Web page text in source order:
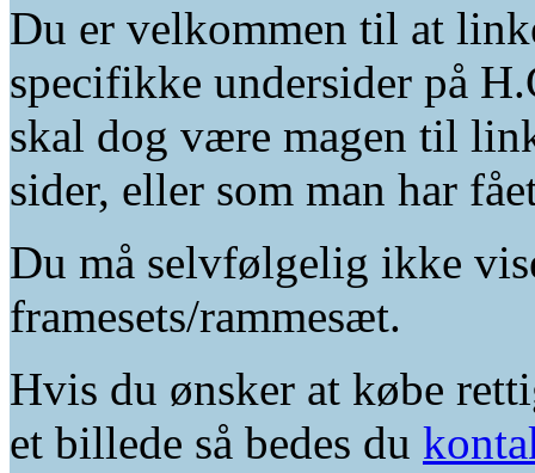
Du er velkommen til at
specifikke undersider på
skal dog være magen til
sider, eller som man har
Du må selvfølgelig ikke
framesets/rammesæt.
Hvis du ønsker at købe
et billede så bedes du